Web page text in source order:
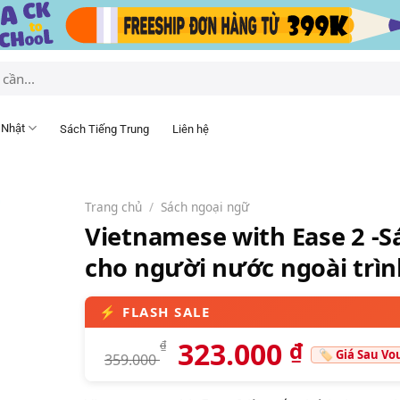
Sách Tiếng Trung Liên hệ
Trang chủ / Sách ngoại ngữ
Vietnamese with Ease 2 -
cho người nước ngoài
359.000
₫ 323.000 ₫